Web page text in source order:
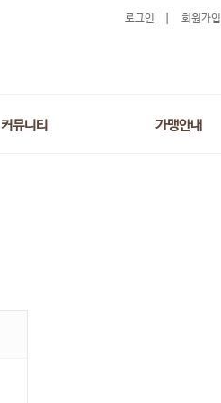
로그인 회원가입
커뮤니티 가맹안내